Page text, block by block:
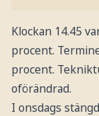
Klockan 14.45
procent.
procent.
oförändrad.
I onsdags